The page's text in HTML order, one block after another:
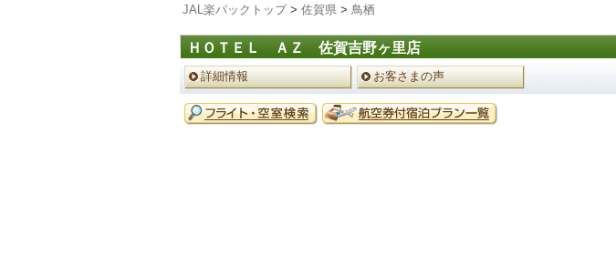
JAL楽パックトップ> 佐賀県 > 鳥栖
ＨＯＴＥＬ ＡＺ 佐賀吉野ヶ里店
ペ
ー
ジ
メ
ニ
詳細情報 お客さまの声
予
約